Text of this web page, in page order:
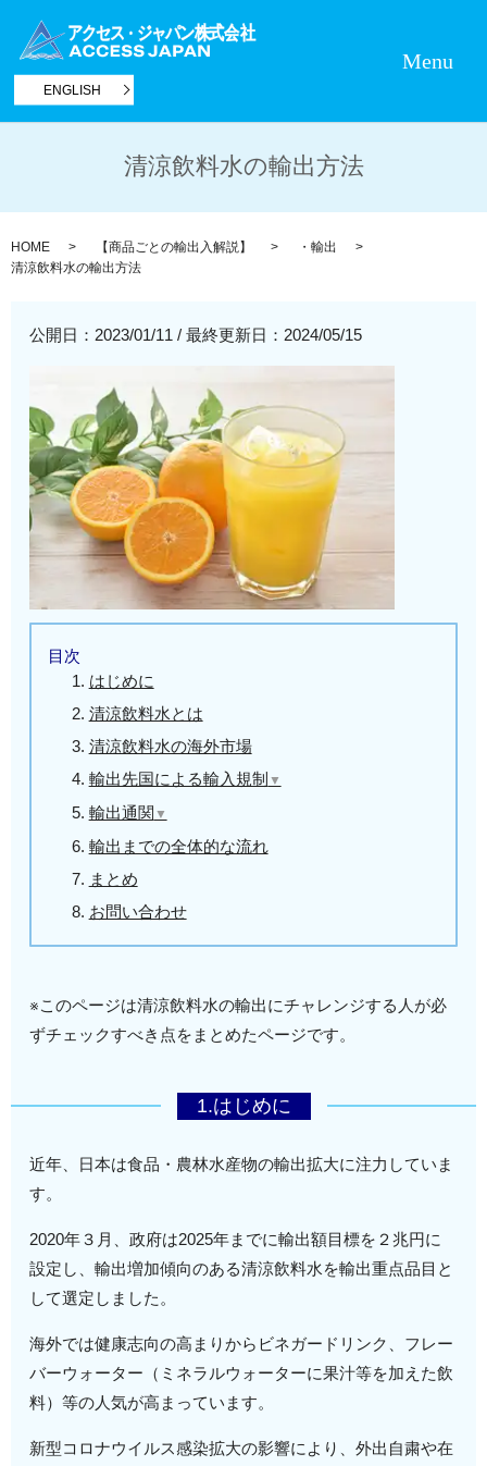
ENGLISH
Menu
清涼飲料水の輸出方法
HOME 【商品ごとの輸出入解説】
・輸出
清涼飲料水の輸出方法
公開日：2023/01/11 /最終更新日：2024/05/15
目次
はじめに
清涼飲料水とは
清涼飲料水の海外市場
輸出先国による輸入規制 ▼
✍輸出先：中国
✍輸出先：台湾
✍輸出先：米国
輸出通関 ▼
✍輸出に必要な書類
✍輸出HSコード
✍輸出通関
輸出までの全体的な流れ
まとめ
お問い合わせ
※このページは清涼飲料水の輸出にチャレンジする人が必
ずチェックすべき点をまとめたページです。
1.はじめに
近年、日本は食品・農林水産物の輸出拡大に注力していま
す。
2020年３月、政府は2025年までに輸出額目標を２兆円に
設定し、輸出増加傾向のある清涼飲料水を輸出重点品目と
して選定しました。
海外では健康志向の高まりからビネガードリンク、フレー
バーウォーター（ミネラルウォーターに果汁等を加えた飲
料）等の人気が高まっています。
新型コロナウイルス感染拡大の影響により、外出自粛や在